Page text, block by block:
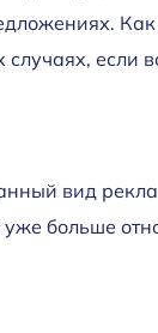
Как
вид
больше